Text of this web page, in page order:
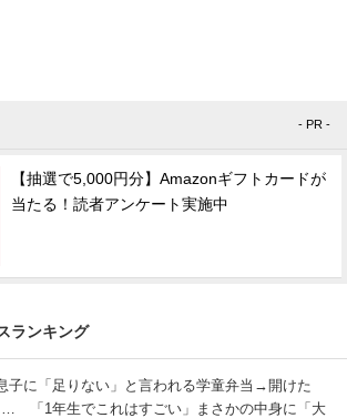
- PR -
【抽選で5,000円分】Amazonギフトカードが
当たる！読者アンケート実施中
ランキング
子に「足りない」と言われる学童弁当→開けた
「1年生でこれはすごい」まさかの中身に「大